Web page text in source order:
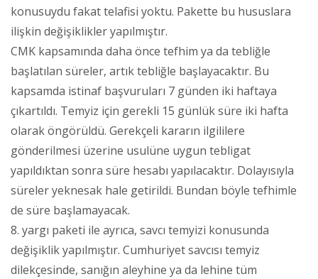
konusuydu fakat telafisi yoktu. Pakette bu hususlara
ilişkin değişiklikler yapılmıştır.
CMK kapsamında daha önce tefhim ya da tebliğle
başlatılan süreler, artık tebliğle başlayacaktır. Bu
kapsamda istinaf başvuruları 7 günden iki haftaya
çıkartıldı. Temyiz için gerekli 15 günlük süre iki hafta
olarak öngörüldü. Gerekçeli kararın ilgililere
gönderilmesi üzerine usulüne uygun tebligat
yapıldıktan sonra süre hesabı yapılacaktır. Dolayısıyla
süreler yeknesak hale getirildi. Bundan böyle tefhimle
de süre başlamayacak.
8. yargı paketi ile ayrıca, savcı temyizi konusunda
değişiklik yapılmıştır. Cumhuriyet savcısı temyiz
dilekçesinde, sanığın aleyhine ya da lehine tüm